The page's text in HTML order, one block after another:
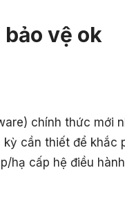
bảo vệ ok